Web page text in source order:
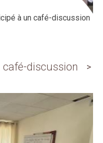
à un café-discussion
café-discussion